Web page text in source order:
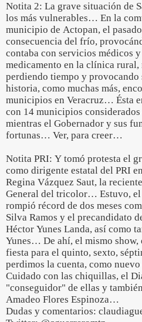
Notita 2: La grave situación de
los más vulnerables… En la
municipio de Actopan, el
consecuencia del frío,
contaba con servicios médicos
medicamento en la clínica
perdiendo tiempo y
historia, como muchas más,
municipios en Veracruz… Ésta
con 14 municipios considerados
mientras el Gobernador y sus
fortunas… Ver, para creer…
Notita PRI: Y tomó protesta el
como dirigente estatal del PRI
Regina Vázquez Saut, la
General del tricolor… Estuvo, el
rompió récord de dos meses
Silva Ramos y el precandidato
Héctor Yunes Landa, así como
Yunes… De ahí, el mismo show,
fiesta para el quinto, sexto,
perdimos la cuenta, como
Cuidado con las chiquillas, el
"conseguidor" de ellas y
Amadeo Flores Espinoza…
Dudas y comentarios: